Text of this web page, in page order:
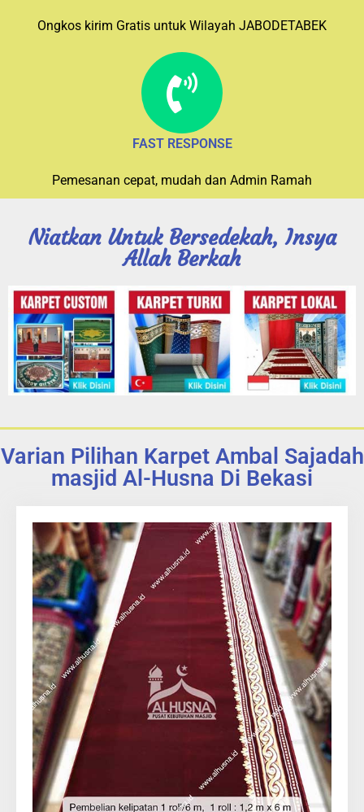
Ongkos kirim Gratis untuk Wilayah JABODETABEK
FAST RESPONSE
Pemesanan cepat, mudah dan Admin Ramah
Niatkan Untuk Bersedekah, Insya
Allah Berkah
Varian Pilihan Karpet Ambal Sajadah
masjid Al-Husna Di Bekasi